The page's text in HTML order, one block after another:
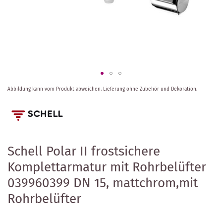
Schell Polar II frostsichere
Komplettarmatur mit Rohrbelüfter
039960399 DN 15, mattchrom,mit
Rohrbelüfter
Zum
Anfang
Bildergalerie
Abbildung kann vom Produkt abweichen. Lieferung ohne Zubehör und Dekoration.